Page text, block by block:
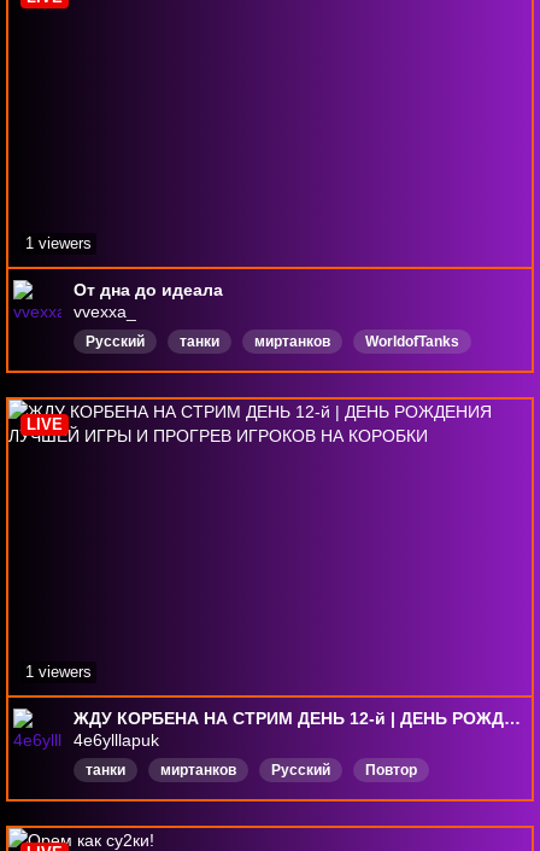
От дна до идеала
vvexxa_
Русский танки миртанков WorldofTanks
1 viewers
ЖДУ КОРБЕНА НА СТРИМ ДЕНЬ 12-й | ДЕНЬ РОЖДЕНИЯ ЛУЧШЕЙ ИГРЫ И ПРОГРЕВ ИГРОКОВ НА КОРОБКИ
4e6ylllapuk
танки миртанков Русский
Повтор
KorbenDallas
LestaGames
LIVE
1 viewers